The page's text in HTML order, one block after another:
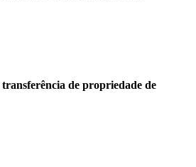
transferência de propriedade de